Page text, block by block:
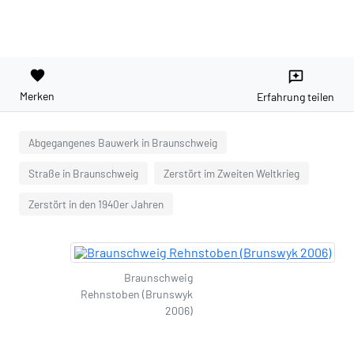
favorite
Merken
reviews
Erfahrung teilen
Abgegangenes Bauwerk in Braunschweig
Straße in Braunschweig Zerstört im Zweiten Weltkrieg
Zerstört in den 1940er Jahren
Braunschweig
Rehnstoben (Brunswyk
2006)